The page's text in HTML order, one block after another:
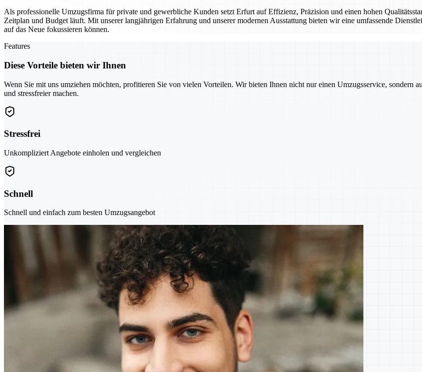
Als professionelle Umzugsfirma für private und gewerbliche Kunden setzt Erfurt auf Effizienz, Präzision und einen hohen
Zeitplan und Budget läuft. Mit unserer langjährigen Erfahrung und unserer modernen Ausstattung bieten wir eine umfassende
auf das Neue fokussieren können.
Features
Diese Vorteile bieten wir Ihnen
Wenn Sie mit uns umziehen möchten, profitieren Sie von vielen Vorteilen. Wir bieten Ihnen nicht nur einen Umzugsservice, sondern
und stressfreier machen.
Stressfrei
Unkompliziert Angebote einholen und vergleichen
Schnell
Schnell und einfach zum besten Umzugsangebot